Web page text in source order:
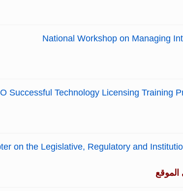
National Workshop on Managing
Successful Technology Licensing Training
on the Legislative, Regulatory and